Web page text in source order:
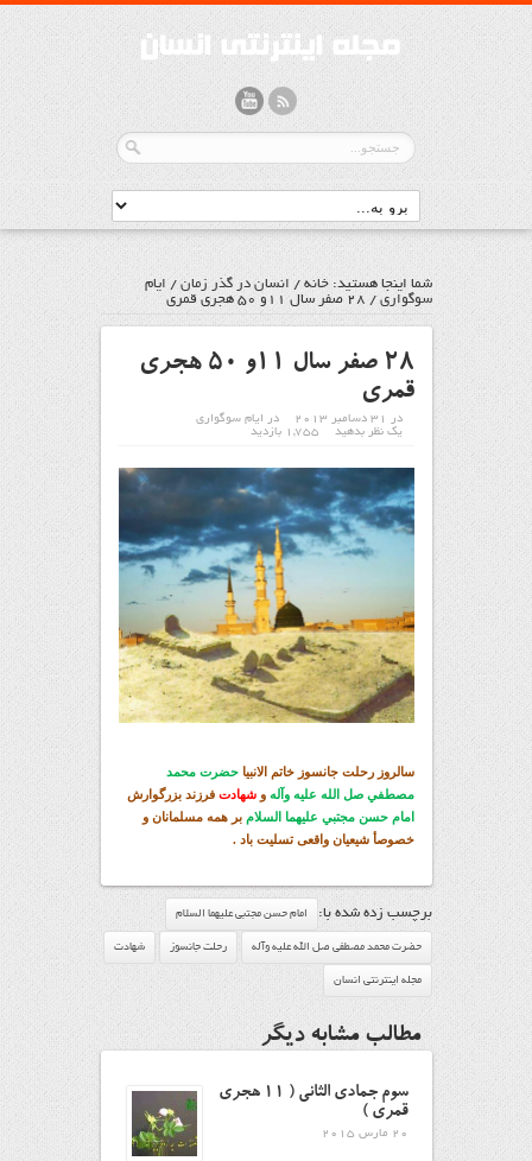
شما اینجا هستید:خانه / انسان در گذر زمان /ايام
سوگواري/ 28 صفر سال 11و 50 هجری قمری
28 صفر سال 11و 50 هجری
قمری
در 31 دسامبر 2013 در ايام سوگواري
یک نظر بدهید
1,755 بازدید
سالروز رحلت جانسوز خاتم الانبيا حضرت محمد
مصطفي صل الله عليه وآلهوشهادت فرزند بزرگوارش
امام حسن مجتبي عليهما السلام بر همه مسلمانان و
خصوصأ شيعيان واقعی تسليت باد .
برچسب زده شده با: امام حسن مجتبي عليهما السلام
حضرت محمد مصطفي صل الله عليه وآله رحلت جانسوز شهادت
مجله اینترنتی انسان
مطالب مشابه دیگر
سوم جمادی الثانی ( ۱۱ هجری
قمری )
20 مارس 2015